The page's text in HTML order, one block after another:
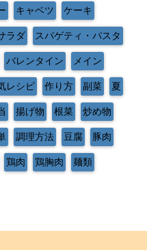
キャベツ ケーキ
ラダ スパゲティ・パスタ
バレンタイン メイン
レシピ 作り方 副菜 夏
揚げ物 根菜 炒め物
調理方法 豆腐 豚肉
鶏肉 鶏胸肉 麺類